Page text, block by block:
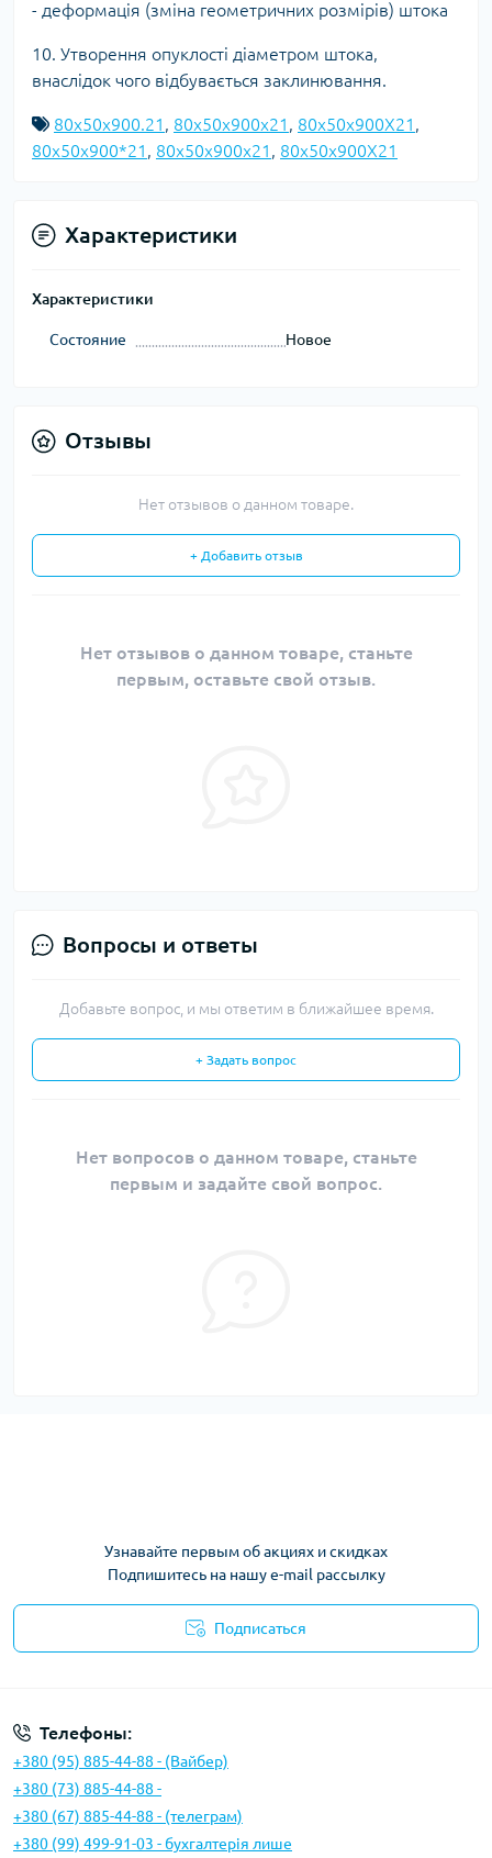
- деформація (зміна геометричних розмірів) штока
10. Утворення опуклості діаметром штока,
внаслідок чого відбувається заклинювання.
80х50х900.21 , 80х50х900x21 , 80х50х900X21 ,
80х50х900*21 , 80х50х900х21 , 80х50х900Х21
Характеристики
Характеристики
Состояние Новое
Отзывы
Нет отзывов о данном товаре.
+ Добавить отзыв
Нет отзывов о данном товаре, станьте
первым, оставьте свой отзыв.
Вопросы и ответы
Добавьте вопрос, и мы ответим в ближайшее время.
+ Задать вопрос
Нет вопросов о данном товаре, станьте
первым и задайте свой вопрос.
Узнавайте первым об акциях и скидках
Подпишитесь на нашу e-mail рассылку
Подписаться
Телефоны:
+380 (95) 885-44-88 - (Вайбер)
+380 (73) 885-44-88 -
+380 (67) 885-44-88 - (телеграм)
+380 (99) 499-91-03 - бухгалтерія лише